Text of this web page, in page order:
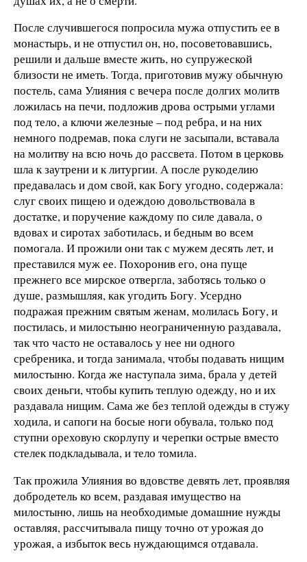
После случившегося попросила мужа отпустить ее в
монастырь, и не отпустил он, но, посоветовавшись,
решили и дальше вместе жить, но супружеской
близости не иметь. Тогда, приготовив мужу обычную
постель, сама Улияния с вечера после долгих молитв
ложилась на печи, подложив дрова острыми углами
под тело, а ключи железные – под ребра, и на них
немного подремав, пока слуги не засыпали, вставала
на молитву на всю ночь до рассвета. Потом в церковь
шла к заутрени и к литургии. А после рукоделию
предавалась и дом свой, как Богу угодно, содержала:
слуг своих пищею и одеждою довольствовала в
достатке, и поручение каждому по силе давала, о
вдовах и сиротах заботилась, и бедным во всем
помогала. И прожили они так с мужем десять лет, и
преставился муж ее. Похоронив его, она пуще
прежнего все мирское отвергла, заботясь только о
душе, размышляя, как угодить Богу. Усердно
подражая прежним святым женам, молилась Богу, и
постилась, и милостыню неограниченную раздавала,
так что часто не оставалось у нее ни одного
сребреника, и тогда занимала, чтобы подавать нищим
милостыню. Когда же наступала зима, брала у детей
своих деньги, чтобы купить теплую одежду, но и их
раздавала нищим. Сама же без теплой одежды в стужу
ходила, и сапоги на босые ноги обувала, только под
ступни ореховую скорлупу и черепки острые вместо
стелек подкладывала, и тело томила.
Так прожила Улияния во вдовстве девять лет, проявляя
добродетель ко всем, раздавая имущество на
милостыню, лишь на необходимые домашние нужды
оставляя, рассчитывала пищу точно от урожая до
урожая, а избыток весь нуждающимся отдавала.